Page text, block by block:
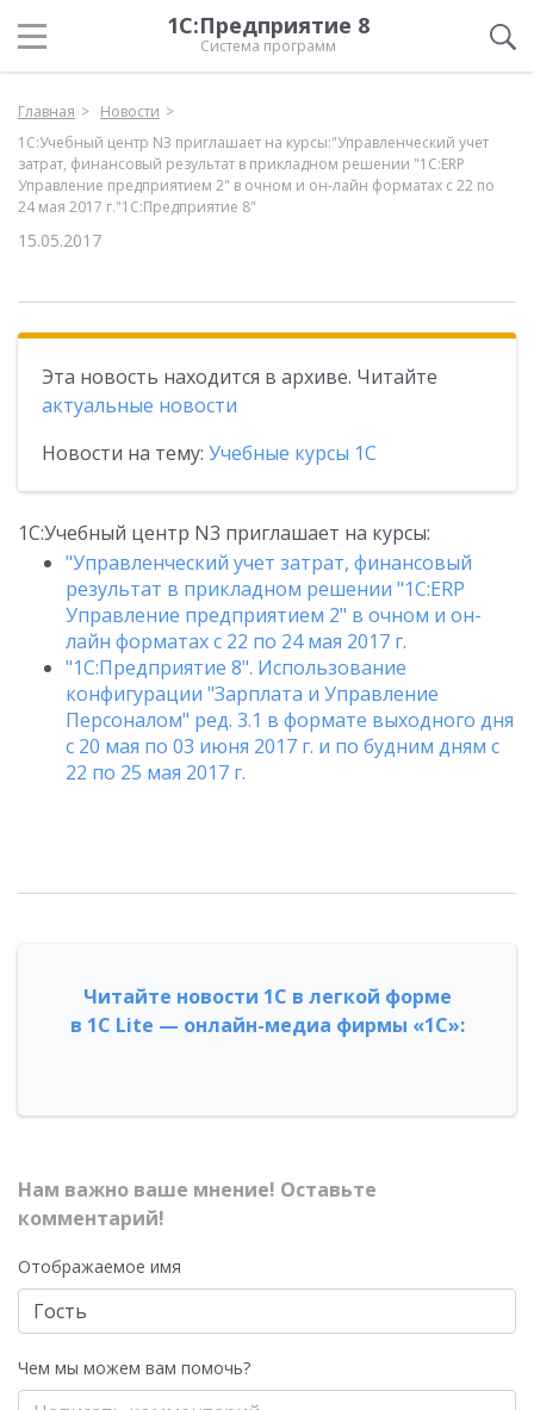
1С:Предприятие 8
Система программ
Главная
Новости
1С:Учебный центр N3 приглашает на курсы:"Управленческий учет
затрат, финансовый результат в прикладном решении "1С:ERP
Управление предприятием 2" в очном и он-лайн форматах с 22 по
24 мая 2017 г."1С:Предприятие 8"
15.05.2017
Эта новость находится в архиве. Читайте
актуальные новости
Новости на тему: Учебные курсы 1С
1С:Учебный центр N3 приглашает на курсы:
"Управленческий учет затрат, финансовый
результат в прикладном решении "1С:ERP
Управление предприятием 2" в очном и он-
лайн форматах с 22 по 24 мая 2017 г.
"1С:Предприятие 8". Использование
конфигурации "Зарплата и Управление
Персоналом" ред. 3.1 в формате выходного дня
c 20 мая по 03 июня 2017 г. и по будним дням с
22 по 25 мая 2017 г.
Читайте новости 1С в легкой форме
в 1С Lite — онлайн-медиа фирмы «1С»:
Нам важно ваше мнение! Оставьте
комментарий!
Отображаемое имя
Чем мы можем вам помочь?